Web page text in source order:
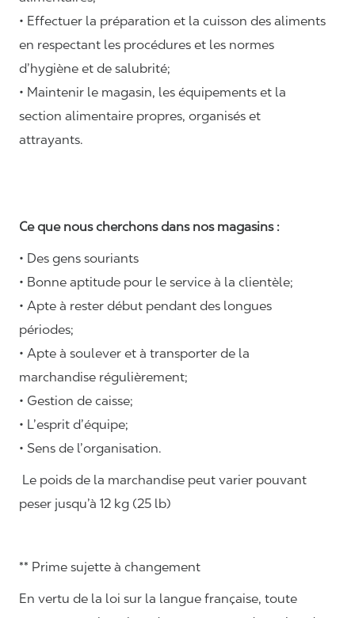
• Effectuer la préparation et la cuisson des aliments
en respectant les procédures et les normes
d’hygiène et de salubrité;
• Maintenir le magasin, les équipements et la
section alimentaire propres, organisés et
attrayants.
Ce que nous cherchons dans nos magasins :
• Des gens souriants
• Bonne aptitude pour le service à la clientèle;
• Apte à rester début pendant des longues
périodes;
• Apte à soulever et à transporter de la
marchandise régulièrement;
• Gestion de caisse;
• L’esprit d’équipe;
• Sens de l’organisation.
Le poids de la marchandise peut varier pouvant
peser jusqu’à 12 kg (25 lb)
** Prime sujette à changement
En vertu de la loi sur la langue française, toute